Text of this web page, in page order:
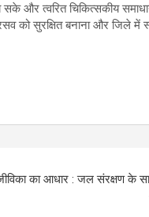
सके और त्वरित चिकित्सकीय
को सुरक्षित बनाना और जिले में
का आधार : जल संरक्षण के